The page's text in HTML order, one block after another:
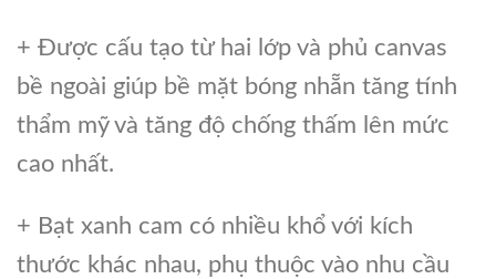
+ Được cấu tạo từ hai lớp và phủ canvas
bề ngoài giúp bề mặt bóng nhẵn tăng tính
thẩm mỹ và tăng độ chống thấm lên mức
cao nhất.
+ Bạt xanh cam có nhiều khổ với kích
thước khác nhau, phụ thuộc vào nhu cầu